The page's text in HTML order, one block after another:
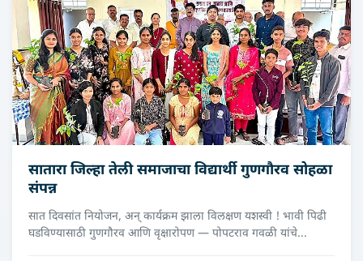
सातारा जिल्हा तेली समाजाचा विद्यार्थी गुणगौरव सोहळा
संपन्न
सात दिवसांत नियोजन, अन् कार्यक्रम झाला विलक्षण यशस्वी ! भावी पिढी
घडविण्यासाठी गुणगौरव आणि वृक्षारोपण — पोपटराव गवळी यांचे...